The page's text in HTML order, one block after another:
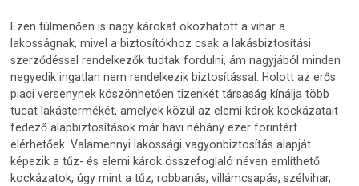
Ezen túlmenően is nagy károkat okozhatott a vihar a
lakosságnak, mivel a biztosítókhoz csak a lakásbiztosítási
szerződéssel rendelkezők tudtak fordulni, ám nagyjából minden
negyedik ingatlan nem rendelkezik biztosítással. Holott az erős
piaci versenynek köszönhetően tizenkét társaság kínálja több
tucat lakástermékét, amelyek közül az elemi károk kockázatait
fedező alapbiztosítások már havi néhány ezer forintért
elérhetőek. Valamennyi lakossági vagyonbiztosítás alapját
képezik a tűz- és elemi károk összefoglaló néven említhető
kockázatok, úgy mint a tűz, robbanás, villámcsapás, szélvihar,